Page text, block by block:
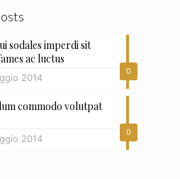
0
sodales imperdi sit
ac luctus
2014
0
commodo volutpat
2014